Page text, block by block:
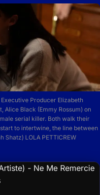
Executive Producer Elizabeth
Alice Black (Emmy Rossum) on
serial killer. Both walk their
to intertwine, the line between
Shatz) LOLA PETTICREW